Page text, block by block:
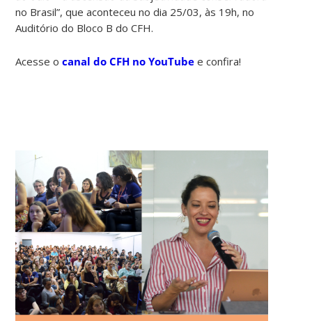
no Brasil”, que aconteceu no dia 25/03, às 19h, no
Auditório do Bloco B do CFH.
Acesse ocanal do CFH no YouTube e confira!